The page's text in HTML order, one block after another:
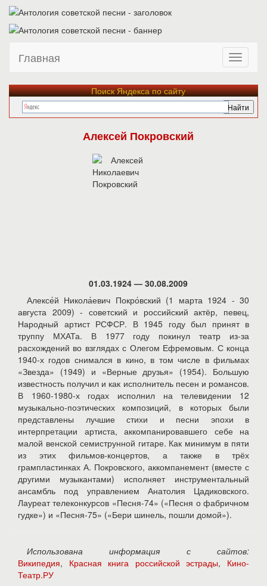
Главная
Поиск Яндекса по сайту
Алексей Покровский
01.03.1924 — 30.08.2009
Алексе́й Никола́евич Покро́вский (1 марта 1924 - 30
августа 2009) - советский и российский актёр, певец,
Народный артист РСФСР. В 1945 году был принят в
труппу МХАТа. В 1977 году покинул театр из-за
расхождений во взглядах с Олегом Ефремовым. С конца
1940-х годов снимался в кино, в том числе в фильмах
«Звезда» (1949) и «Верные друзья» (1954). Большую
известность получил и как исполнитель песен и романсов.
В 1960-1980-х годах исполнил на телевидении 12
музыкально-поэтических композиций, в которых были
представлены лучшие стихи и песни эпохи в
интерпретации артиста, аккомпанировавшего себе на
малой венской семиструнной гитаре. Как минимум в пяти
из этих фильмов-концертов, а также в трёх
грампластинках А. Покровского, аккомпанемент (вместе с
другими музыкантами) исполняет инструментальный
ансамбль под управлением Анатолия Цадиковского.
Лауреат телеконкурсов «Песня-74» («Песня о фабричном
гудке») и «Песня-75» («Бери шинель, пошли домой»).
Использована информация с сайтов:
Википедия, Красная книга российской эстрады, Кино-
Театр.РУ